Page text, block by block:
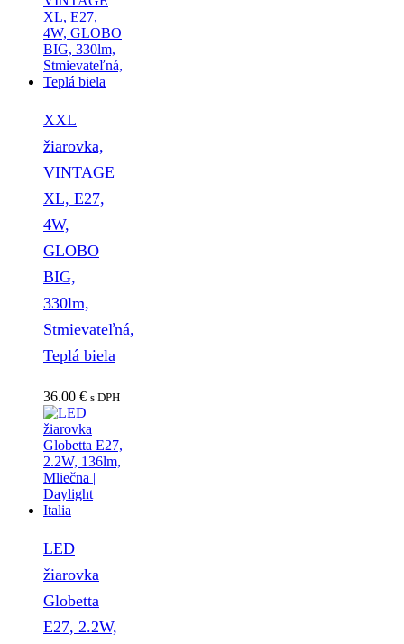
XXL
žiarovka,
VINTAGE
XL, E27,
4W,
GLOBO
BIG,
330lm,
Stmievateľná,
Teplá biela
36.00 € s DPH
LED
žiarovka
Globetta
E27, 2.2W,